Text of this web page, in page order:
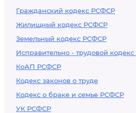
Гражданский кодекс РСФСР
Жилищный кодекс РСФСР
Земельный кодекс РСФСР
Исправительно - трудовой
КоАП РСФСР
Кодекс законов о труде
Кодекс о браке и семье РСФСР
УК РСФСР